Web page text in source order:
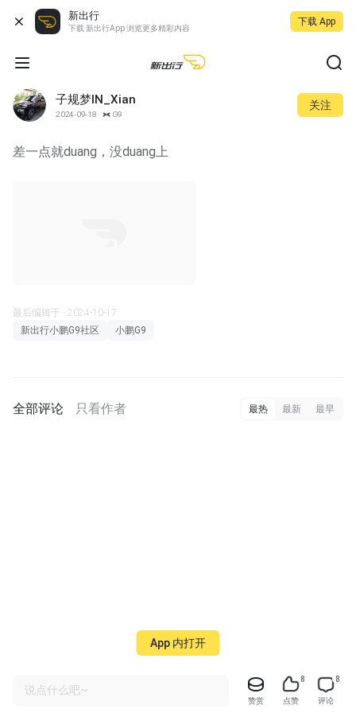
新出行
下载 新出行App 浏览更多精彩内容
下载 App
子规梦IN_Xian
2024-09-18 G9
关注
差一点就duang，没duang上
最后编辑于 · 2024-10-17
新出行小鹏G9社区
小鹏G9
全部评论 只看作者 最热 最新 最早
说点什么吧~
赞赏
8
点赞
8
评论
App 内打开